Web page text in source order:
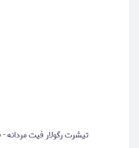
تیشرت رگولار فیت مردانه - 52262216